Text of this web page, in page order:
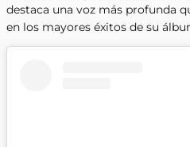
destaca una voz más profunda
en los mayores éxitos de su